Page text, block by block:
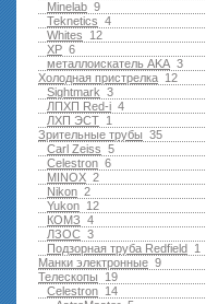
9
Minelab
4
Teknetics
12
Whites
6
XP
3
металлоискатель AKA
12
Холодная пристрелка
3
Sightmark
4
ЛПХП Red-i
1
ЛХП ЭСТ
35
Зрительные трубы
5
Carl Zeiss
6
Celestron
2
MINOX
2
Nikon
12
Yukon
4
КОМЗ
3
ЛЗОС
1
Подзорная труба Redfield
9
Манки электронные
19
Телескопы
14
Celestron